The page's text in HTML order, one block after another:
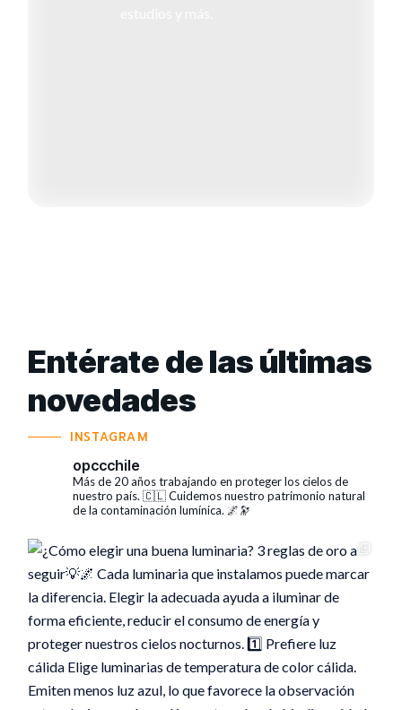
Entérate de las últimas
novedades
INSTAGRAM
opccchile
Más de 20 años trabajando en proteger los cielos de
nuestro país. 🇨🇱Cuidemos nuestro patrimonio natural
de la contaminación lumínica. 🌌🔭